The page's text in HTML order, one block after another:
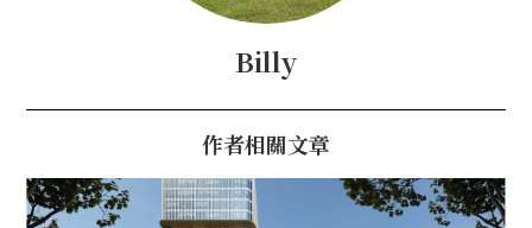
Billy
作者相關文章